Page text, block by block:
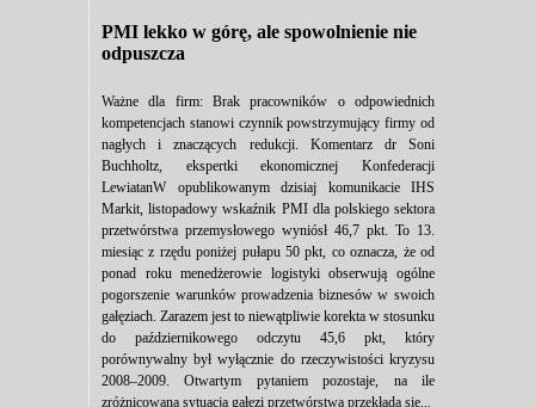
PMI lekko w górę, ale spowolnienie nie
odpuszcza
Ważne dla firm: Brak pracowników o odpowiednich
kompetencjach stanowi czynnik powstrzymujący firmy od
nagłych i znaczących redukcji. Komentarz dr Soni
Buchholtz, ekspertki ekonomicznej Konfederacji
LewiatanW opublikowanym dzisiaj komunikacie IHS
Markit, listopadowy wskaźnik PMI dla polskiego sektora
przetwórstwa przemysłowego wyniósł 46,7 pkt. To 13.
miesiąc z rzędu poniżej pułapu 50 pkt, co oznacza, że od
ponad roku menedżerowie logistyki obserwują ogólne
pogorszenie warunków prowadzenia biznesów w swoich
gałęziach. Zarazem jest to niewątpliwie korekta w stosunku
do październikowego odczytu 45,6 pkt, który
porównywalny był wyłącznie do rzeczywistości kryzysu
2008–2009. Otwartym pytaniem pozostaje, na ile
zróżnicowana sytuacja gałęzi przetwórstwa przekłada się...